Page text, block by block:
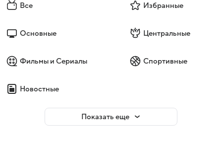
Все Избранные
Основные Центральные
Фильмы и Сериалы Спортивные
Новостные
Показать еще